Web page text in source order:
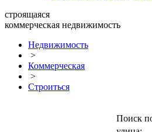
строящаяся
коммерческая недвижимость
Недвижимость
>
Коммерческая
>
Строиться
Поиск